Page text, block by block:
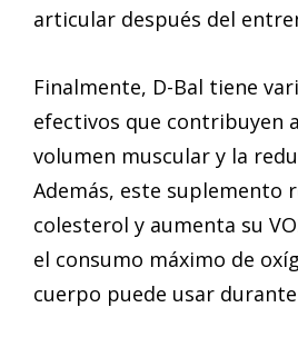
articular después del
Finalmente, D-Bal tiene
efectivos que contribuyen
volumen muscular y la
Además, este suplemento
colesterol y aumenta su
el consumo máximo de
cuerpo puede usar